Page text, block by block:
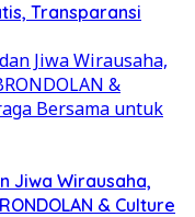
Transparansi
Jiwa Wirausaha,
& Culture